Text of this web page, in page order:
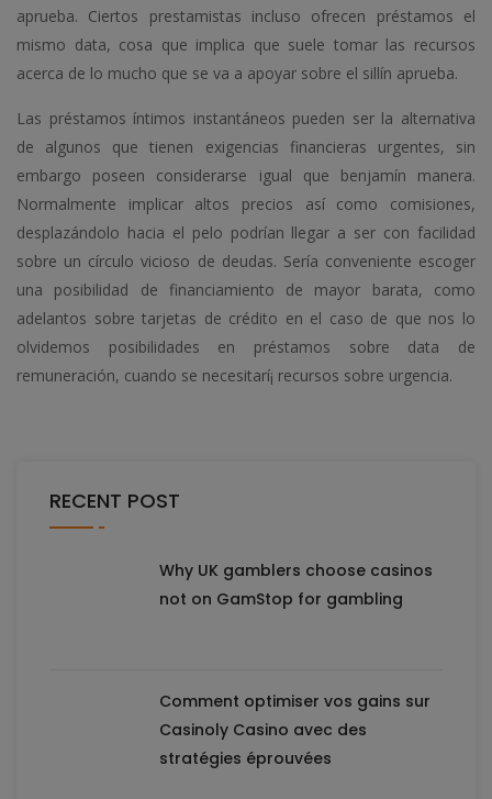
aprueba. Ciertos prestamistas incluso ofrecen préstamos el
mismo data, cosa que implica que suele tomar las recursos
acerca de lo mucho que se va a apoyar sobre el sillí­n aprueba.
Las préstamos íntimos instantáneos pueden ser la alternativa
de algunos que tienen exigencias financieras urgentes, sin
embargo poseen considerarse igual que benjamín manera.
Normalmente implicar altos precios así­ como comisiones,
desplazándolo hacia el pelo podrían llegar a ser con facilidad
sobre un círculo vicioso de deudas. Serí­a conveniente escoger
una posibilidad de financiamiento de mayor barata, como
adelantos sobre tarjetas de crédito en el caso de que nos lo
olvidemos posibilidades en préstamos sobre data de
remuneración, cuando se necesitarí¡ recursos sobre urgencia.
RECENT POST
Why UK gamblers choose casinos
not on GamStop for gambling
Comment optimiser vos gains sur
Casinoly Casino avec des
stratégies éprouvées